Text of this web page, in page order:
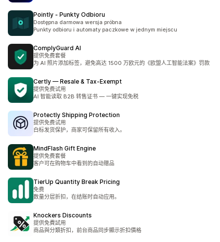
Pointly ‑ Punkty Odbioru
Dostępna darmowa wersja próbna
Punkty odbioru i automaty paczkowe w jednym miejscu
ComplyGuard AI
提供免费套餐
为 AI 照片添加标签，避免高达 1500 万欧元的《欧盟人工智能法案》罚款
Certly — Resale & Tax‑Exempt
提供免费试用
AI 智能读取 B2B 转售证书 — 一键实现免税
Protectly Shipping Protection
提供免费试用
白标发货保护，商家可保留所有收入。
MindFlash Gift Engine
提供免费套餐
客户可在购物车中看到的自动赠品
TierUp Quantity Break Pricing
免费
数量分层折扣，在结账时自动应用。
Knockers Discounts
提供免費試用
商品與分類折扣，前台商品同步顯示折扣價格